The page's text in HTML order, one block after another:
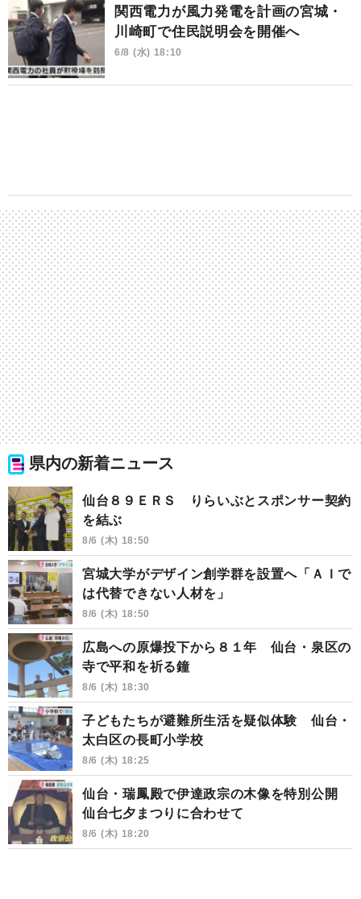
関西電力が風力発電を計画の宮城・
川崎町で住民説明会を開催へ
6/8 (水) 18:10
県内の新着ニュース
仙台８９ＥＲＳ りらいぶとスポンサー契約
を結ぶ
8/6 (木) 18:50
宮城大学がデザイン創学群を設置へ「ＡＩで
は代替できない人材を」
8/6 (木) 18:50
広島への原爆投下から８１年 仙台・泉区の
寺で平和を祈る鐘
8/6 (木) 18:30
子どもたちが避難所生活を疑似体験 仙台・
太白区の長町小学校
8/6 (木) 18:25
仙台・瑞鳳殿で伊達政宗の木像を特別公開
仙台七夕まつりに合わせて
8/6 (木) 18:20